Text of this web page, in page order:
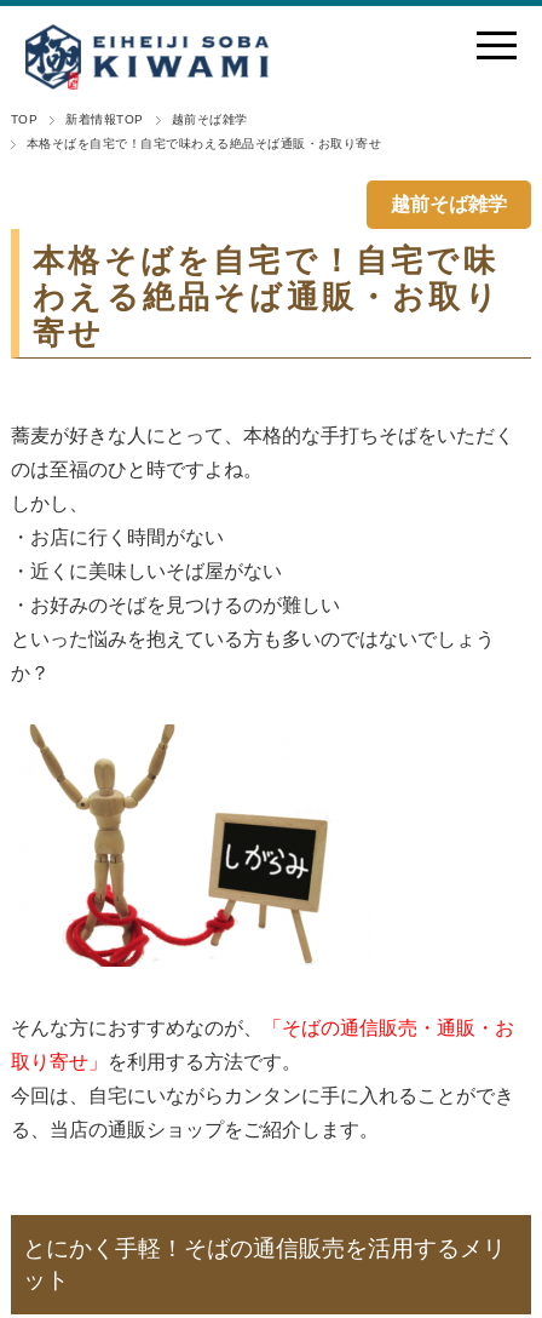
TOP 新着情報TOP
越前そば雑学
本格そばを自宅で！自宅で味わえる絶品そば通販・お取り寄せ
越前そば雑学
本格そばを自宅で！自宅で味
わえる絶品そば通販・お取り
寄せ
蕎麦が好きな人にとって、本格的な手打ちそばをいただく
のは至福のひと時ですよね。
しかし、
・お店に行く時間がない
・近くに美味しいそば屋がない
・お好みのそばを見つけるのが難しい
といった悩みを抱えている方も多いのではないでしょう
か？
そんな方におすすめなのが、
「そばの通信販売・通販・お
取り寄せ」
を利用する方法です。
今回は、自宅にいながらカンタンに手に入れることができ
る、当店の通販ショップをご紹介します。
とにかく手軽！そばの通信販売を活用するメリ
ット